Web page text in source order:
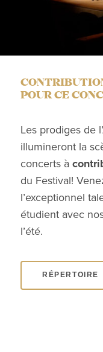
POUR CE
Les prodiges de
illumineront la
concerts à
du Festival!
l’exceptionnel
étudient avec
l’été.
RÉPERTOIRE